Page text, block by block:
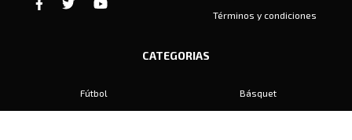
Términos y condiciones
CATEGORIAS
Fútbol
Básquet